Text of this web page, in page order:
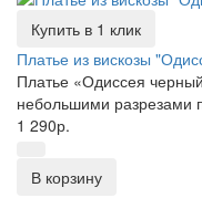
Купить в 1 клик
Платье из вискозы
Платье «Одиссея
небольшими разрезами
1 290р.
В корзину